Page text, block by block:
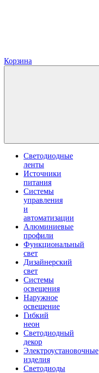
Корзина
Светодиодные
ленты
Источники
питания
Системы
управления
и
автоматизации
Алюминиевые
профили
Функциональный
свет
Дизайнерский
свет
Системы
освещения
Наружное
освещение
Гибкий
неон
Светодиодный
декор
Электроустановочные
изделия
Светодиоды